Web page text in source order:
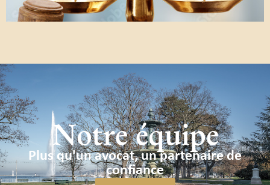
Notre équipe
Plus qu'un avocat, un partenaire de
confiance